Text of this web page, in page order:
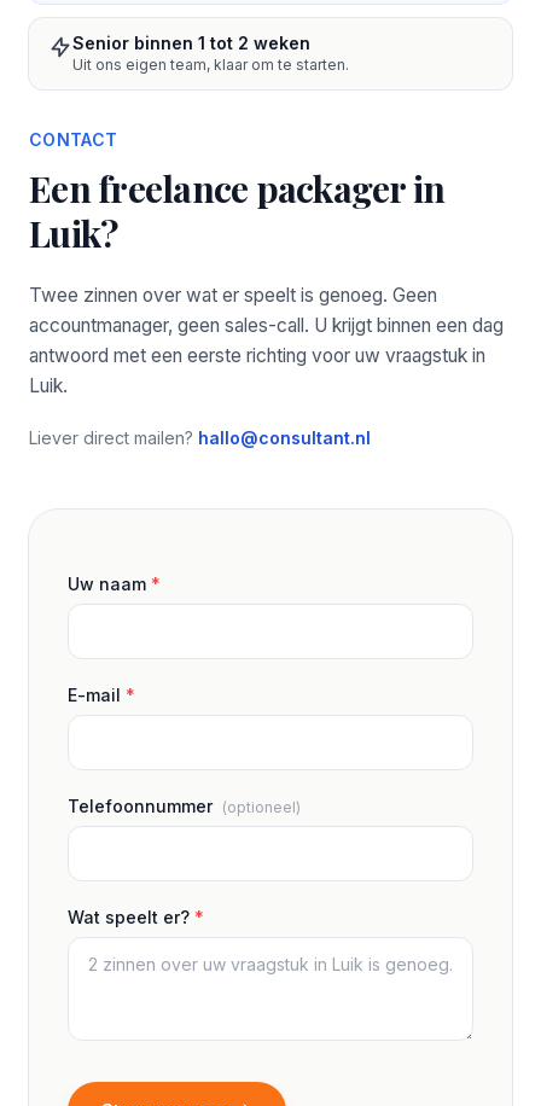
Senior binnen 1 tot 2 weken
Uit ons eigen team, klaar om te starten.
CONTACT
Een freelance packager in
Luik?
Twee zinnen over wat er speelt is genoeg. Geen
accountmanager, geen sales-call. U krijgt binnen een dag
antwoord met een eerste richting voor uw vraagstuk in
Luik.
Liever direct mailen? hallo@consultant.nl
Uw naam *
E-mail *
Telefoonnummer (optioneel)
Wat speelt er? *